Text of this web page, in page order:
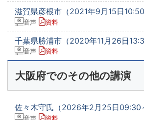
滋賀県彦根市（2021年9月15日10:50
音声 資料
千葉県勝浦市（2020年11月26日
音声 資料
大阪府でのその他の講演
佐々木守氏（2026年2月25日09:30
音声 資料